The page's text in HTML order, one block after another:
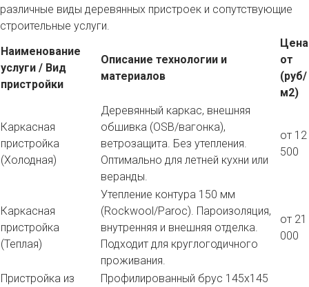
различные виды деревянных пристроек и сопутствующие
строительные услуги.
Наименование
услуги / Вид
пристройки
Описание технологии и
материалов
Цена
от
(руб/
м2)
Каркасная
пристройка
(Холодная)
Деревянный каркас, внешняя
обшивка (OSB/вагонка),
ветрозащита. Без утепления.
Оптимально для летней кухни или
веранды.
от 12
500
Каркасная
пристройка
(Теплая)
Утепление контура 150 мм
(Rockwool/Paroc). Пароизоляция,
внутренняя и внешняя отделка.
Подходит для круглогодичного
проживания.
от 21
000
Пристройка из
Профилированный брус 145х145